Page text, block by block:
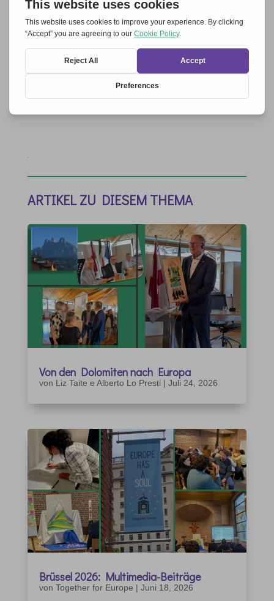
Name, E-Mail-Adresse und Website in diesem
Browser für meinen nächsten Kommentar speichern.
Kommentar abschicken
ARTIKEL ZU DIESEM THEMA
Von den Dolomiten nach Europa
von Liz Taite e Alberto Lo Presti | Juli 24, 2026
Brüssel 2026: Multimedia-Beiträge
von Together for Europe | Juni 18, 2026